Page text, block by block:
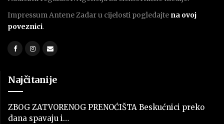
Impressum Antene Zadar u cijelosti pogledajte na ovoj
poveznici.
Najčitanije
ZBOG ZATVORENOG PRENOĆIŠTA Beskućnici preko
dana spavaju i…